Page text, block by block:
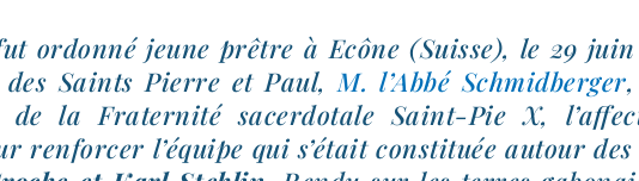
ordon­né jeune prêtre à Ecône (Suisse), le 29 juin
Saints Pierre et Paul, M. l’Abbé Schmidberger
de la Fraternité sacer­do­tale Saint-​Pie X,
ren­for­cer l’équipe qui s’était consti­tuée autour des